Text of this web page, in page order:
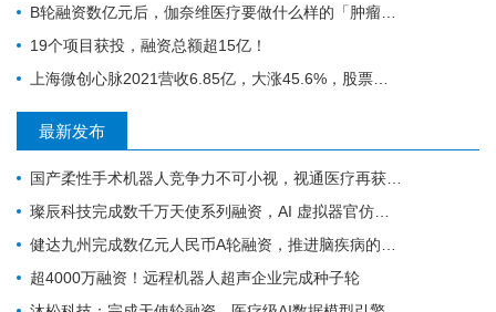
B轮融资数亿元后，伽奈维医疗要做什么样的「肿瘤微创机器人」？
19个项目获投，融资总额超15亿！
上海微创心脉2021营收6.85亿，大涨45.6%，股票涨停！
最新发布
国产柔性手术机器人竞争力不可小视，视通医疗再获一轮融资
璨辰科技完成数千万天使系列融资，AI 虚拟器官仿真平台加速落地
健达九州完成数亿元人民币A轮融资，推进脑疾病的精准疗法加速上市
超4000万融资！远程机器人超声企业完成种子轮